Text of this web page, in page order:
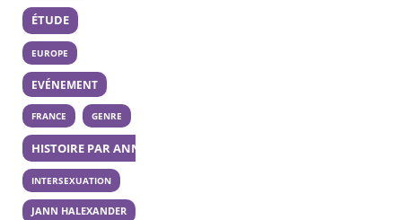
ÉTUDE
EUROPE
EVÉNEMENT
FRANCE GENRE
HISTOIRE PAR ANNÉE
INTERSEXUATION
JANN HALEXANDER